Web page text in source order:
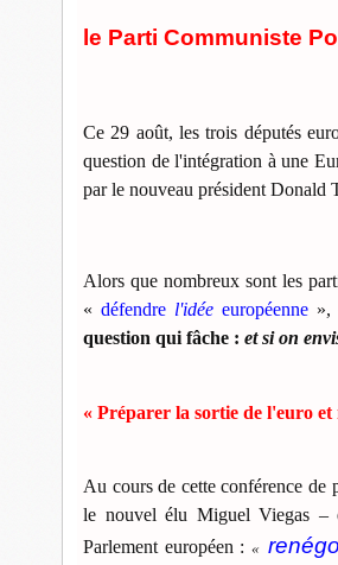
le Parti Communiste
Ce 29 août, les trois députés
question de l'intégration à une
par le nouveau président Donald
Alors que nombreux sont les
« défendre l'idéeeuropéenne »,
question qui fâche : et si on
« Préparer la sortie de l'euro et
Au cours de cette conférence de
le nouvel élu Miguel Viegas –
Parlement européen : «